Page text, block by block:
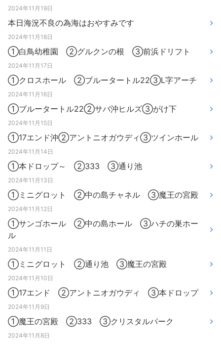
2024年11月19日
本日海況不良の為海はおやすみです
2024年11月18日
①白鳥幼稚園 ②グルクンの根 ③前浜ドリフト
2024年11月17日
①クロスホール ②ブルータートル22③L字アーチ
2024年11月16日
①ブルータートル22②サバ沖ヒルズ③がけ下
2024年11月15日
①17エンド沖②アントニオガウディ③ツインホール
2024年11月14日
①本ドロップ～ ②333 ③通り池
2024年11月13日
①ミニグロット ②中の島チャネル ③魔王の宮殿
2024年11月12日
①サンゴホール ②中の島ホール ③ハチの巣ホー
ル
2024年11月11日
①ミニグロット ②通り池 ③魔王の宮殿
2024年11月10日
①17エンド ②アントニオガウディ ③本ドロップ
2024年11月9日
①魔王の宮殿 ②333 ③クリスタルパーク
2024年11月8日